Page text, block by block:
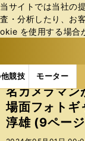
当サイトでは当社の
査・分析したり、お
okie を使⽤する場合
競技 モーター
b
ス
ポ
ル
テ
フォトギャ
名カメラマン
場面フォトギ
淳雄 (9ペー